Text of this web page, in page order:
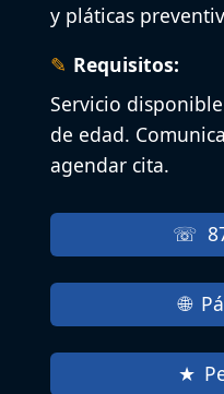
y pláticas
Requisitos:
Servicio
de edad.
agendar cita.